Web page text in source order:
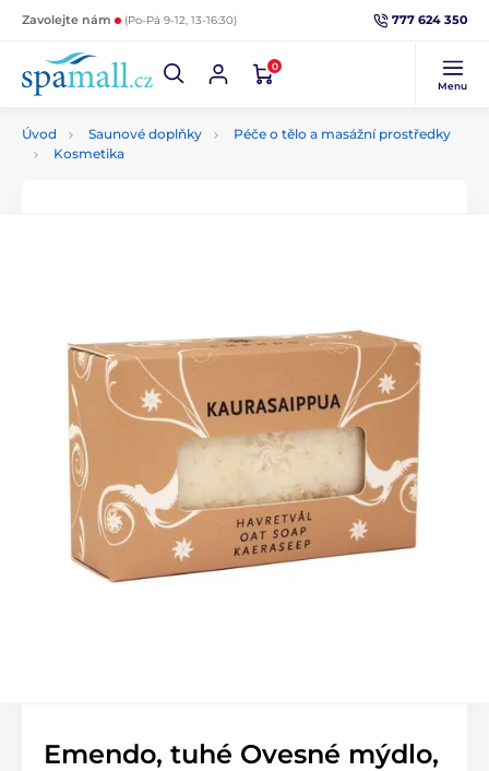
Zavolejte nám (Po-Pá 9-12, 13-16:30) 777 624 350
0
Menu
Úvod Saunové doplňky
Péče o tělo a masážní prostředky
Kosmetika
Emendo, tuhé Ovesné mýdlo,